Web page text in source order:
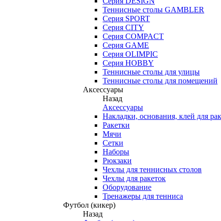
Теннисные столы GAMBLER
Серия SPORT
Серия CITY
Серия COMPACT
Серия GAME
Серия OLIMPIC
Серия HOBBY
Теннисные столы для улицы
Теннисные столы для помещений
Аксессуары
Назад
Аксессуары
Накладки, основания, клей для
Ракетки
Мячи
Сетки
Наборы
Рюкзаки
Чехлы для теннисных столов
Чехлы для ракеток
Оборудование
Тренажеры для тенниса
Футбол (кикер)
Назад